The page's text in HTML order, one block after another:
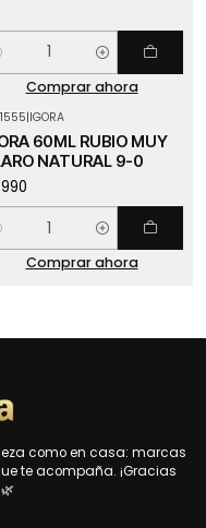
Comprar ahora
|IGORA
60ML RUBIO MUY
NATURAL 9-0
Comprar ahora
como en casa: marcas
te acompaña. ¡Gracias